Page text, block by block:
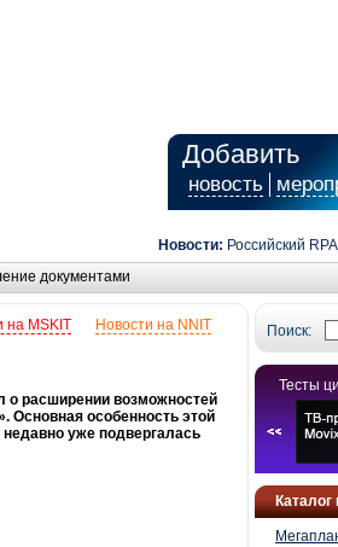
Добавить
новость
Новости: Российский RPA-
документами
Поиск:
Тесты
Новости на NNIT
на MSKIT
о расширении возможностей
Основная особенность этой
уже подвергалась